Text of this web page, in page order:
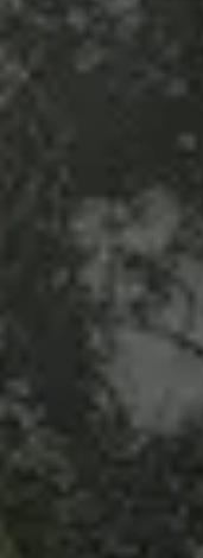
Dos personas: